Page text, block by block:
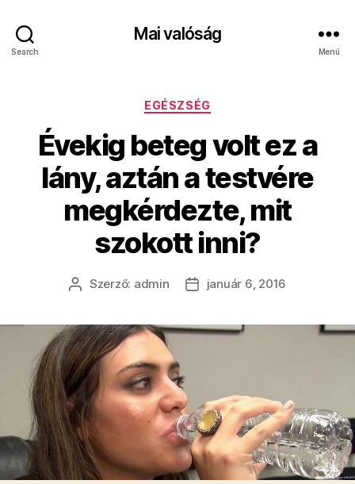
Search
Mai valóság
Menü
Kategóriák
EGÉSZSÉG
Évekig beteg volt ez a
lány, aztán a testvére
megkérdezte, mit
szokott inni?
Bejegyzés
Szerző: admin
Bejegyzés
január 6, 2016